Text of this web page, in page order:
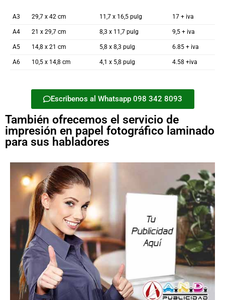
A3 29,7 x 42 cm 11,7 x 16,5 pulg 17 + iva
A4 21 x 29,7 cm 8,3 x 11,7 pulg 9,5 + iva
A5 14,8 x 21 cm 5,8 x 8,3 pulg 6.85 + iva
A6 10,5 x 14,8 cm 4,1 x 5,8 pulg 4.58 +iva
Escribenos al Whatsapp 098 342 8093
También ofrecemos el servicio de
impresión en papel fotográfico laminado
para sus habladores